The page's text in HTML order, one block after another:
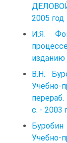
2005 год
И.Я.
изданию
В.Н.
Учебно-
с. - 2003
Учебно-